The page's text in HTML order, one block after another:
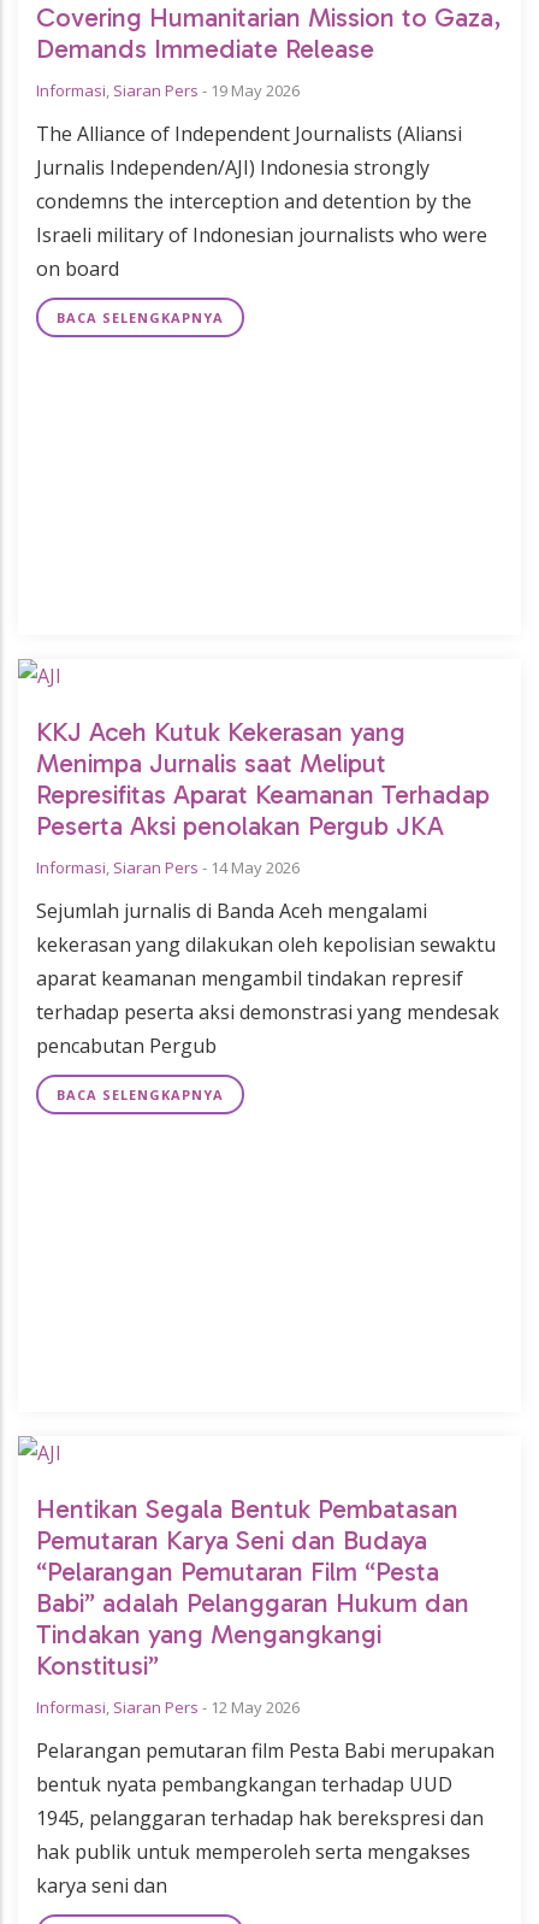
Covering Humanitarian Mission to Gaza,
Demands Immediate Release
Informasi, Siaran Pers - 19 May 2026
The Alliance of Independent Journalists (Aliansi
Jurnalis Independen/AJI) Indonesia strongly
condemns the interception and detention by the
Israeli military of Indonesian journalists who were
on board
BACA SELENGKAPNYA
KKJ Aceh Kutuk Kekerasan yang
Menimpa Jurnalis saat Meliput
Represifitas Aparat Keamanan Terhadap
Peserta Aksi penolakan Pergub JKA
Informasi, Siaran Pers - 14 May 2026
Sejumlah jurnalis di Banda Aceh mengalami
kekerasan yang dilakukan oleh kepolisian sewaktu
aparat keamanan mengambil tindakan represif
terhadap peserta aksi demonstrasi yang mendesak
pencabutan Pergub
BACA SELENGKAPNYA
Hentikan Segala Bentuk Pembatasan
Pemutaran Karya Seni dan Budaya
“Pelarangan Pemutaran Film “Pesta
Babi” adalah Pelanggaran Hukum dan
Tindakan yang Mengangkangi
Konstitusi”
Informasi, Siaran Pers - 12 May 2026
Pelarangan pemutaran film Pesta Babi merupakan
bentuk nyata pembangkangan terhadap UUD
1945, pelanggaran terhadap hak berekspresi dan
hak publik untuk memperoleh serta mengakses
karya seni dan